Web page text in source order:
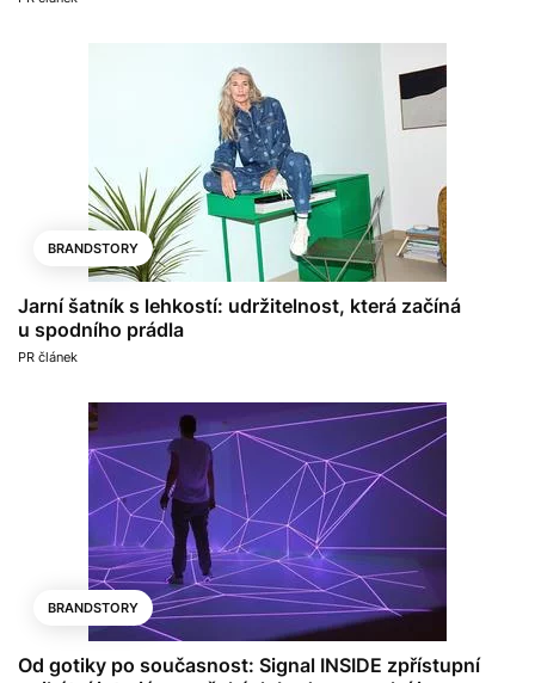
BRANDSTORY
Jarní šatník s lehkostí: udržitelnost, která začíná
u spodního prádla
PR článek
BRANDSTORY
Od gotiky po současnost: Signal INSIDE zpřístupní